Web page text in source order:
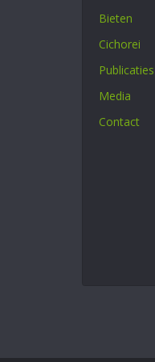
Bieten
Cichorei
Publicaties
Media
Contact